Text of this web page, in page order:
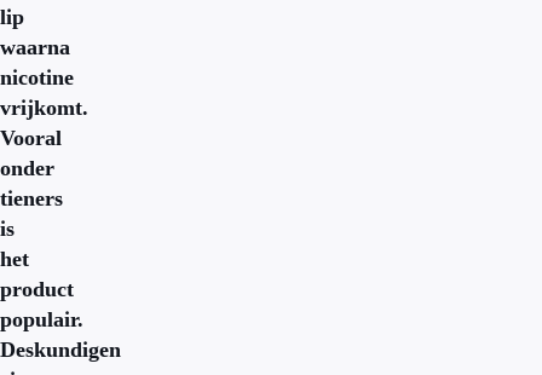
lip
waarna
nicotine
vrijkomt.
Vooral
onder
tieners
is
het
product
populair.
Deskundigen